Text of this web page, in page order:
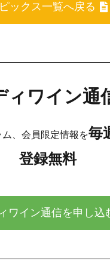
ックス一覧へ戻る
ィワイン通
、会員限定情報を毎
登録無料
ワイン通信を申し込